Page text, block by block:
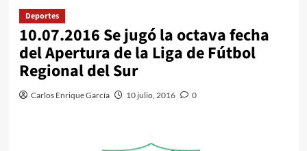
Deportes
10.07.2016 Se jugó la octava fecha
del Apertura de la Liga de Fútbol
Regional del Sur
Carlos Enrique García 10 julio, 2016 0